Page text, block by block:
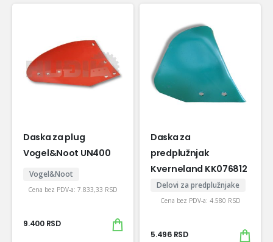
Daska za plug
Vogel&Noot UN400
Vogel&Noot
Cena bez PDV-a: 7.833,33 RSD
9.400 RSD
Daska za
predplužnjak
Kverneland KK076812
Delovi za predplužnjake
Cena bez PDV-a: 4.580 RSD
5.496 RSD